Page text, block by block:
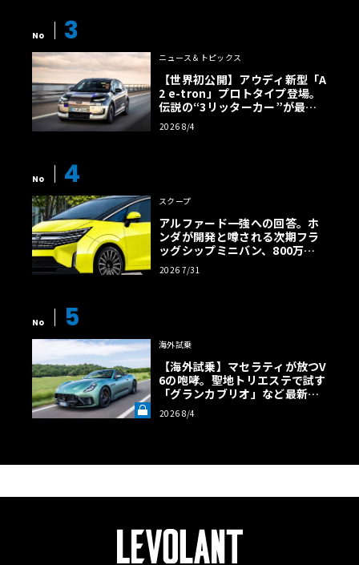
No 3
ニュース＆トピックス
【世界初公開】アウディ新型「A
2 e-tron」プロトタイプ登場。
伝説の“3リッターカー”が最高
効率エントリーBEVとして復活
【画像38枚】
2026 8/4
No 4
スクープ
アルファード一強への回答。ホ
ンダが開発と噂される次期フラ
ッグシップミニバン、800万円
超の勝算【予想CG】
2026 7/31
No 5
海外試乗
【海外試乗】マセラティが放つV
6の咆哮。聖地トリエステで試す
「グランカブリオ」など最新ト
ロフェオ3台の官能評価《LE VO
LANT LAB》
2026 8/4